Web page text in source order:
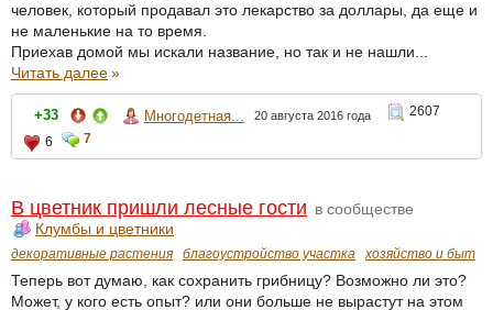
человек, который продавал это лекарство за доллары, да еще и
не маленькие на то время.
Приехав домой мы искали название, но так и не нашли...
Читать далее»
+33 Многодетная... 20 августа 2016 года
2607
6
7
В цветник пришли лесные гости в сообществе
Клумбы и цветники
декоративные растения благоустройство участка хозяйство и быт
Теперь вот думаю, как сохранить грибницу? Возможно ли это?
Может, у кого есть опыт? или они больше не вырастут на этом